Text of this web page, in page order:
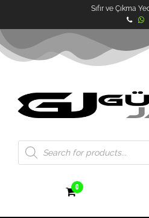
Sıfır ve Çıkma
0